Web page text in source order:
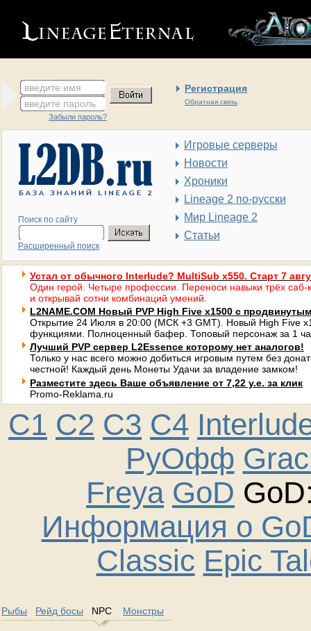
введите имя Регистрация
Обратная связь
введите пароль
Забыли пароль?
Поиск по сайту
Расширенный поиск
Игровые серверы
Новости
Хроники
Lineage 2 по-русски
Мир Lineage 2
Статьи
Устал от обычного Interlude? MultiSub x550. Старт 7
Один герой. Четыре профессии. Переноси навыки трёх саб-
и открывай сотни комбинаций умений.
L2NAME.COM Новый PVP High Five x1500 с
Открытие 24 Июля в 20:00 (МСК +3 GMT). Новый High Five
функциями. Полноценный бафер. Топовый персонаж за 1
Лучший PVP сервер L2Essence которому нет аналогов!
Только у нас всего можно добиться игровым путем без
честной! Каждый день Монеты Удачи за владение замком!
Разместите здесь Ваше объявление от 7,22 у.е. за клик
Promo-Reklama.ru
C1 C2 C3 C4
РуОфф
Freya GoD
Информация о
Classic Epic
Рыбы Рейд босы NPC Монстры